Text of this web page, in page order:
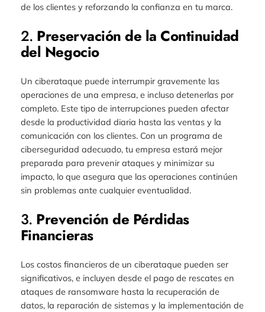
de los clientes y reforzando la confianza en tu marca.
2. Preservación de la Continuidad
del Negocio
Un ciberataque puede interrumpir gravemente las
operaciones de una empresa, e incluso detenerlas por
completo. Este tipo de interrupciones pueden afectar
desde la productividad diaria hasta las ventas y la
comunicación con los clientes. Con un programa de
ciberseguridad adecuado, tu empresa estará mejor
preparada para prevenir ataques y minimizar su
impacto, lo que asegura que las operaciones continúen
sin problemas ante cualquier eventualidad.
3. Prevención de Pérdidas
Financieras
Los costos financieros de un ciberataque pueden ser
significativos, e incluyen desde el pago de rescates en
ataques de ransomware hasta la recuperación de
datos, la reparación de sistemas y la implementación de